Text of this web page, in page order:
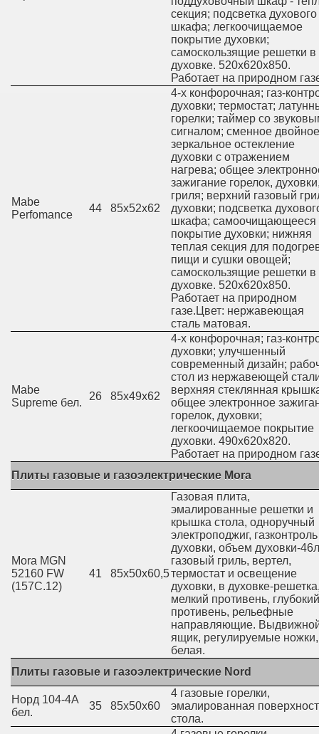
секция; подсветка духового
шкафа; легкоочищаемое
покрытие духовки;
самоскользящие решетки в
духовке. 520х620х850.
Работает на природном
Mabe
Perfomance
44 85х52х62
4-х конфорочная; газ-
духовки; термостат;
горелки; таймер со
сигналом; сменное двойное
зеркальное остекление
духовки с отражением
нагрева; общее
зажигание горелок,
гриля; верхний газовый
духовки; подсветка
шкафа; самоочищающееся
покрытие духовки; нижняя
теплая секция для
пищи и сушки овощей;
самоскользящие решетки в
духовке. 520х620х850.
Работает на природном
газе.Цвет: нержавеющая
сталь матовая.
Mabe
Supreme бел.
26 85х49х62
4-х конфорочная; газ-
духовки; улучшенный
современный дизайн;
стол из нержавеющей
верхняя стеклянная
общее электронное
горелок, духовки;
легкоочищаемое покрытие
духовки. 490х620х820.
Работает на природном
Плиты газовые и газоэлектрические Mora
Mora MGN
52160 FW
(157C.12)
41 85х50х60,5
Газовая плита,
эмалированные решетки и
крышка стола, одноручный
электроподжиг, газконтроль
духовки, объем духовки-
газовый гриль, вертел,
термостат и освещение
духовки, в духовке-
мелкий противень, глубокий
противень, рельефные
направляющие.
ящик, регулируемые ножки,
белая.
Плиты газовые и газоэлектрические Nord
Норд 104-4А
бел.
35 85х50х60
4 газовые горелки,
эмалированная
стола.